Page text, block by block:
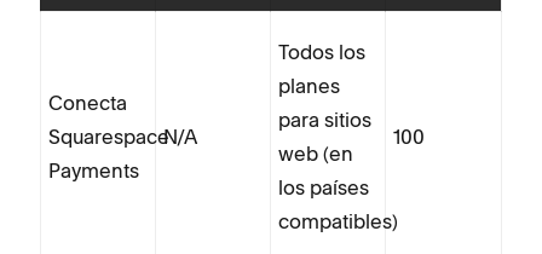
Conecta
Squarespace
Payments
N/A
Todos los
planes
para sitios
web (en
los países
compatibles)
100